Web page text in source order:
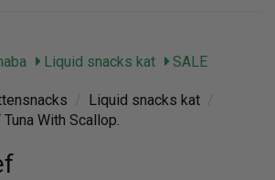
Liquid snacks kat SALE
Liquid snacks kat
Tuna With Scallop.